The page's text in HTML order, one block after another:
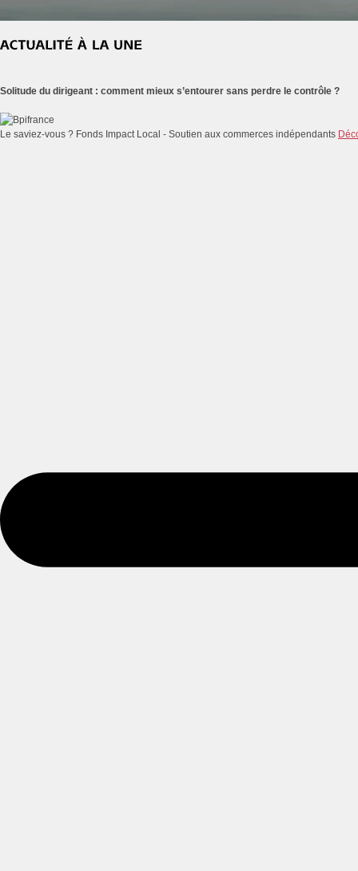
Solitude du dirigeant : comment mieux s’entourer sans perdre le contrôle ?
Le saviez-vous ? Fonds Impact Local - Soutien aux commerces indépendants